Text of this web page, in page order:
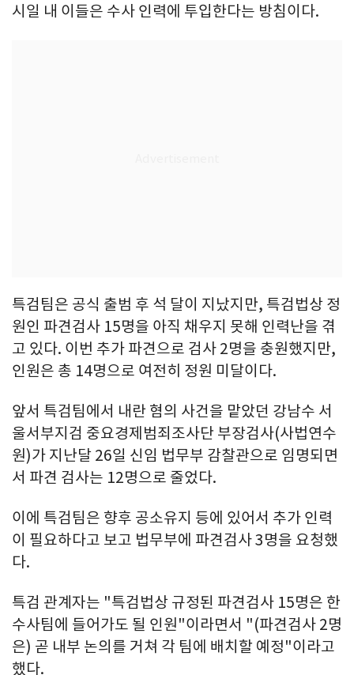
시일 내 이들은 수사 인력에 투입한다는 방침이다.
특검팀은 공식 출범 후 석 달이 지났지만, 특검법상 정
원인 파견검사 15명을 아직 채우지 못해 인력난을 겪
고 있다. 이번 추가 파견으로 검사 2명을 충원했지만,
인원은 총 14명으로 여전히 정원 미달이다.
앞서 특검팀에서 내란 혐의 사건을 맡았던 강남수 서
울서부지검 중요경제범죄조사단 부장검사(사법연수
원)가 지난달 26일 신임 법무부 감찰관으로 임명되면
서 파견 검사는 12명으로 줄었다.
이에 특검팀은 향후 공소유지 등에 있어서 추가 인력
이 필요하다고 보고 법무부에 파견검사 3명을 요청했
다.
특검 관계자는 "특검법상 규정된 파견검사 15명은 한
수사팀에 들어가도 될 인원"이라면서 "(파견검사 2명
은) 곧 내부 논의를 거쳐 각 팀에 배치할 예정"이라고
했다.